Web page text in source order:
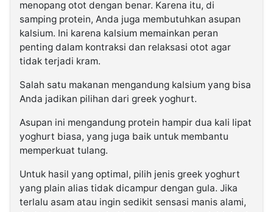
menopang otot dengan benar. Karena itu, di
samping protein, Anda juga membutuhkan asupan
kalsium. Ini karena kalsium memainkan peran
penting dalam kontraksi dan relaksasi otot agar
tidak terjadi kram.
Salah satu makanan mengandung kalsium yang bisa
Anda jadikan pilihan dari greek yoghurt.
Asupan ini mengandung protein hampir dua kali lipat
yoghurt biasa, yang juga baik untuk membantu
memperkuat tulang.
Untuk hasil yang optimal, pilih jenis greek yoghurt
yang plain alias tidak dicampur dengan gula. Jika
terlalu asam atau ingin sedikit sensasi manis alami,